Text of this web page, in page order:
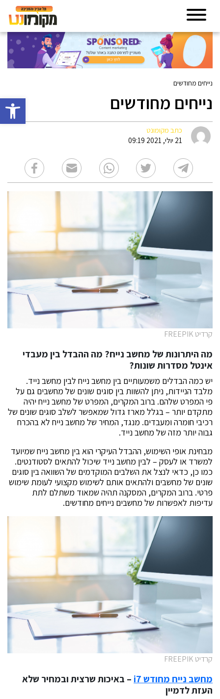
פתח
נייחים מחודשים
נייחים מחודשים
כתב מקומונט
21 יולי, 2021 09:19
קרדיט FREEPIK
מה היתרונות של מחשב נייח? מה ההבדל בין מעבדי
אינטל מסדרות שונות?
יש כמה הבדלים משמעותיים בין מחשב נייח לבין מחשב נייד.
מלבד הניידות, ניתן להשוות בין סוגים שונים של מחשבים גם על
פי המפרט שלהם. ברוב המקרים, המפרט של מחשב נייח יהיה
מתקדם יותר – בגלל מארז גדול שמאפשר לשלב סוגים שונים של
רכיבי חומרה ומעבדים. מנגד, המחיר של מחשב נייח לא בהכרח
גבוה יותר מזה של מחשב נייד.
מבחינת אופי השימוש, ההבדל העיקרי הוא בין מחשב נייח שמיועד
למשרד או לעסק – לבין מחשב נייד שיכול להתאים לסטודנטים.
כמו כן, כדאי לנצל את השלבים המוקדמים של השוואה בין סוגים
שונים של מחשבים ולהתאים אותם לשימוש מקצועי לעומת שימוש
פרטי. ברוב המקרים, המסקנה תהיה שמאוד משתלם לתת
עדיפות לאפשרות של מחשבים נייחים מחודשים.
קרדיט FREEPIK
מחשב נייח מחודש i7 – באיכות שרצית ובמחיר שלא
העזת לדמיין